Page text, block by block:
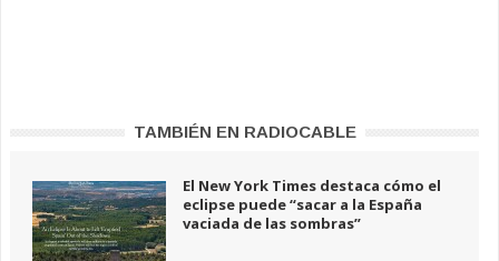
TAMBIÉN EN RADIOCABLE
El New York Times destaca cómo el
eclipse puede “sacar a la España
vaciada de las sombras”